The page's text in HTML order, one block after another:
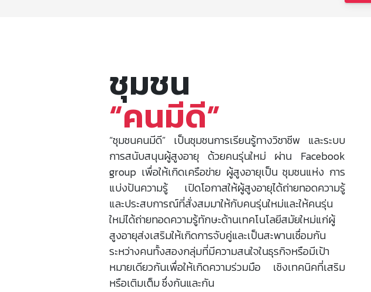
ชุมชน
“คนมีดี”
“ชุมชนคนมีดี” เป็นชุมชนการเรียนรู้ทางวิชาชีพ และระบบ
การสนับสนุนผู้สูงอายุ ด้วยคนรุ่นใหม่ ผ่าน Facebook
group เพื่อให้เกิดเครือข่าย ผู้สูงอายุเป็น ชุมชนแห่ง การ
แบ่งปันความรู้ เปิดโอกาสให้ผู้สูงอายุได้ถ่ายทอดความรู้
และประสบการณ์ที่สั่งสมมาให้กับคนรุ่นใหม่และให้คนรุ่น
ใหม่ได้ถ่ายทอดความรู้ทักษะด้านเทคโนโลยีสมัยใหม่แก่ผู้
สูงอายุส่งเสริมให้เกิดการจับคู่และเป็นสะพานเชื่อมกัน
ระหว่างคนทั้งสองกลุ่มที่มีความสนใจในธุรกิจหรือมีเป้า
หมายเดียวกันเพื่อให้เกิดความร่วมมือ เชิงเทคนิคที่เสริม
หรือเติมเต็ม ซึ่งกันและกัน